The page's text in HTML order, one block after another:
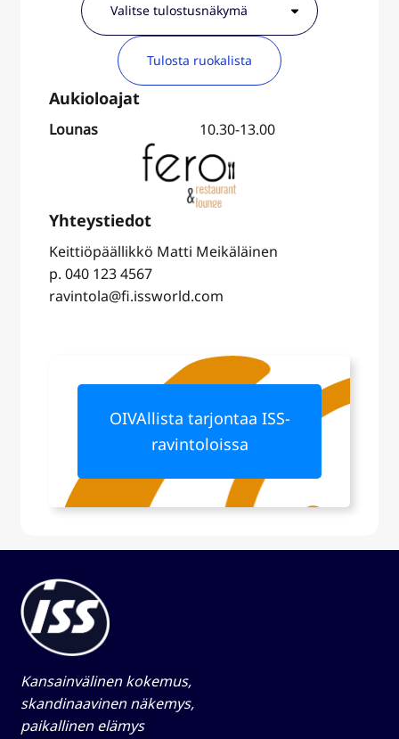
Tulosta ruokalista
Lounas 10.30-13.00
Keittiöpäällikkö Matti Meikäläinen
p. 040 123 4567
ravintola@fi.issworld.com
OIVAllista tarjontaa ISS-
ravintoloissa
Kansainvälinen kokemus,
skandinaavinen näkemys,
paikallinen elämys​